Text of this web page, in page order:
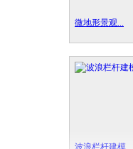
微地形景观...
波浪栏杆建模...